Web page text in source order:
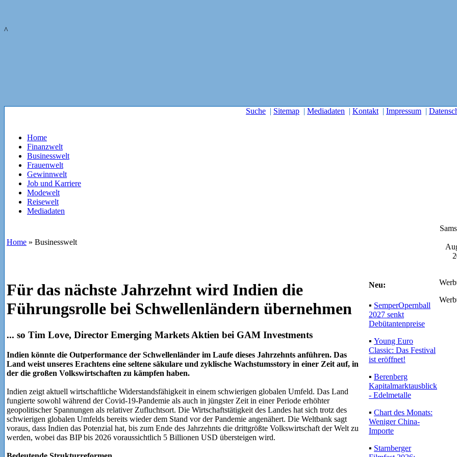
^
Suche | Sitemap | Mediadaten | Kontakt | Impressum |
Home
Finanzwelt
Businesswelt
Frauenwelt
Gewinnwelt
Job und Karriere
Modewelt
Reisewelt
Mediadaten
Home » Businesswelt
Für das nächste Jahrzehnt wird Indien die
Führungsrolle bei Schwellenländern übernehmen
... so Tim Love, Director Emerging Markets Aktien bei GAM Investments
Indien könnte die Outperformance der Schwellenländer im Laufe dieses Jahrzehnts anführen. Das
Land weist unseres Erachtens eine seltene säkulare und zyklische Wachstumsstory in einer Zeit auf, in
der die großen Volkswirtschaften zu kämpfen haben.
Indien zeigt aktuell wirtschaftliche Widerstandsfähigkeit in einem schwierigen globalen Umfeld. Das Land
fungierte sowohl während der Covid-19-Pandemie als auch in jüngster Zeit in einer Periode erhöhter
geopolitischer Spannungen als relativer Zufluchtsort. Die Wirtschaftstätigkeit des Landes hat sich trotz des
schwierigen globalen Umfelds bereits wieder dem Stand vor der Pandemie angenähert. Die Weltbank sagt
voraus, dass Indien das Potenzial hat, bis zum Ende des Jahrzehnts die drittgrößte Volkswirtschaft der Welt zu
werden, wobei das BIP bis 2026 voraussichtlich 5 Billionen USD übersteigen wird.
Neu:
▪ SemperOpernball
2027 senkt
Debütantenpreise
▪ Young Euro
Classic: Das Festival
ist eröffnet!
▪ Berenberg
Kapitalmarktausblick
- Edelmetalle
▪ Chart des Monats:
Weniger China-
Importe
▪ Starnberger